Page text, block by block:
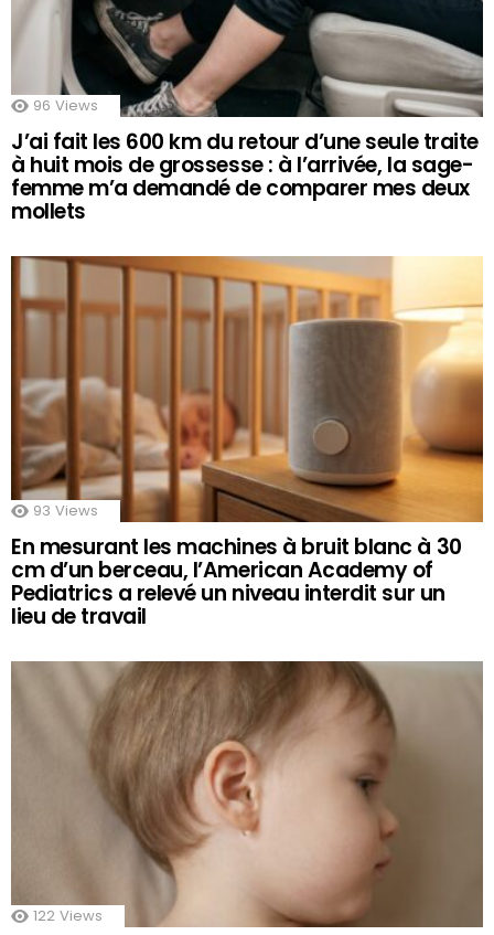
96 Views
J’ai fait les 600 km du retour d’une seule traite
à huit mois de grossesse : à l’arrivée, la sage-
femme m’a demandé de comparer mes deux
mollets
93 Views
En mesurant les machines à bruit blanc à 30
cm d’un berceau, l’American Academy of
Pediatrics a relevé un niveau interdit sur un
lieu de travail
122 Views